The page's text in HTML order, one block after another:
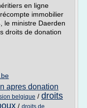
en ligne
immobilier
le ministre Daerden
droits de donation
apres donation
belgique / droits
/ droits de